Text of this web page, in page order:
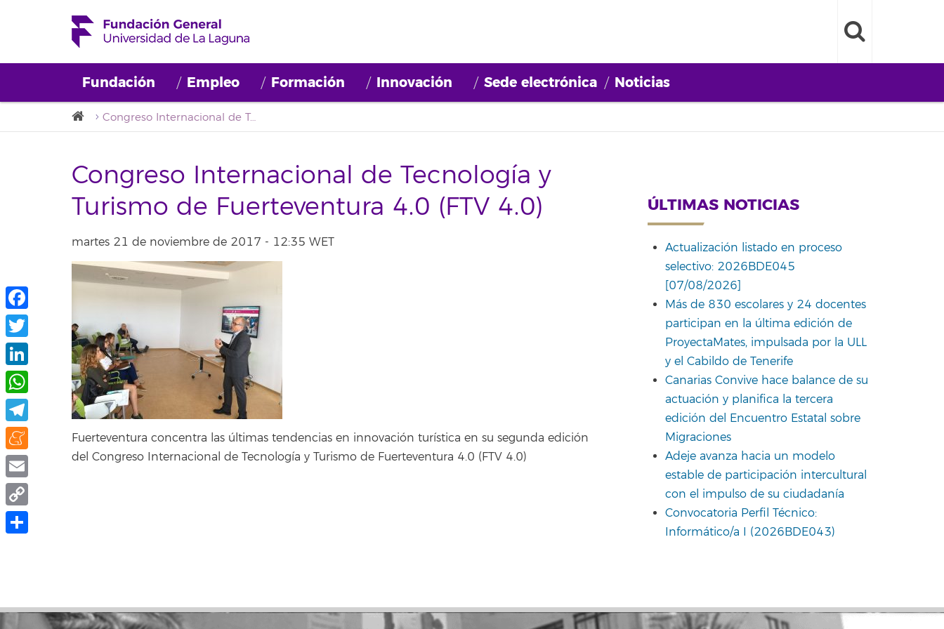
Fundación Empleo Formación Innovación Sede electrónica Noticias
Congreso Internacional de Tecnología y Turismo de Fuerteventura 4.0 (FTV 4.0)
Congreso Internacional de Tecnología y
Turismo de Fuerteventura 4.0 (FTV 4.0)
martes 21 de noviembre de 2017 - 12:35 WET
Fuerteventura concentra las últimas tendencias en innovación turística en su segunda edición
del Congreso Internacional de Tecnología y Turismo de Fuerteventura 4.0 (FTV 4.0)
ÚLTIMAS NOTICIAS
Actualización listado en proceso
selectivo: 2026BDE045
[07/08/2026]
Más de 830 escolares y 24 docentes
participan en la última edición de
ProyectaMates, impulsada por la ULL
y el Cabildo de Tenerife
Canarias Convive hace balance de su
actuación y planifica la tercera
edición del Encuentro Estatal sobre
Migraciones
Adeje avanza hacia un modelo
estable de participación intercultural
con el impulso de su ciudadanía
Convocatoria Perfil Técnico:
Informático/a I (2026BDE043)
Facebook
Twitter
LinkedIn
WhatsApp
Telegram
Meneame
Email
Copy